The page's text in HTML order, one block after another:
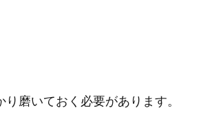
磨いておく必要があります。